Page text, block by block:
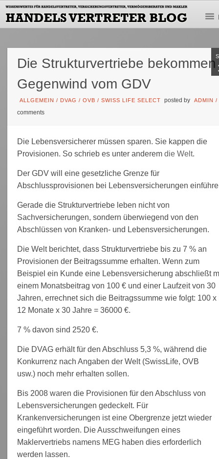
Die Strukturvertriebe bekommen
Gegenwind vom GDV
ALLGEMEIN / DVAG /OVB /SWISS LIFE SELECT posted by ADMIN
comments
Die Lebensversicherer müssen sparen. Sie kappen die
Provisionen. So schrieb es unter anderemdie Welt.
Der GDV will eine gesetzliche Grenze für
Abschlussprovisionen bei Lebensversicherungen
Gerade die Strukturvertriebe leben nicht von
Sachversicherungen, sondern überwiegend von den
Abschlüssen von Kranken- und Lebensversicherungen.
Die Welt berichtet, dass Strukturvertriebe bis zu 7 % an
Provisionen der Beitragssumme erhalten. Wenn zum
Beispiel ein Kunde eine Lebensversicherung abschließt
einem Monatsbeitrag von 100 € und einer Laufzeit von 30
Jahren, errechnet sich die Beitragssumme wie folgt: 100 x
12 Monate x 30 Jahre = 36000 €.
7 % davon sind 2520 €.
Die DVAG erhält für den Abschluss 5,3 %, während die
Konkurrenz nach Angaben der Welt (SwissLife, OVB
usw.) noch mehr erhalten sollen.
Bis 2008 waren die Provisionen für den Abschluss von
Lebensversicherungen gedeckelt. Für
Krankenversicherungen ist eine Obergrenze jetzt wieder
eingeführt worden. Die Ausschweifungen eines
Maklervertriebs namens MEG haben dies erforderlich
werden lassen.